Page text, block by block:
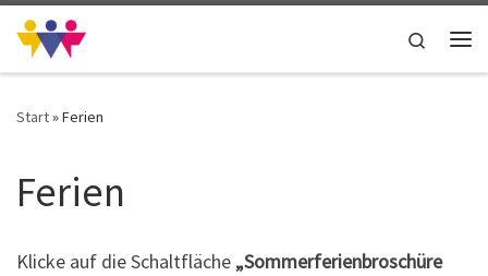
Zum Inhalt springen
Search
Start»Ferien
Ferien
Klicke auf die Schaltfläche „Sommerferienbroschüre